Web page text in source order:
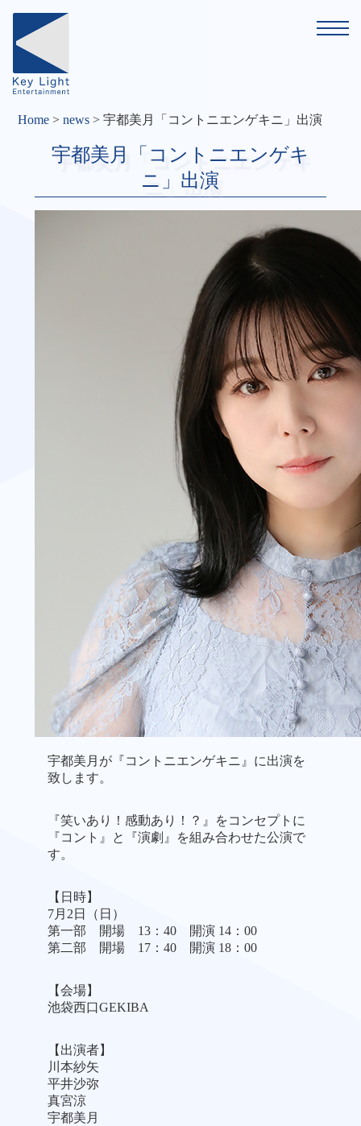
Home >news >宇都美月「コントニエンゲキニ」出演
宇都美月「コントニエンゲキ
ニ」出演
宇都美月が『コントニエンゲキニ』に出演を
致します。
『笑いあり！感動あり！？』をコンセプトに
『コント』と『演劇』を組み合わせた公演で
す。
【日時】
7月2日（日）
第一部 開場 13：40 開演 14：00
第二部 開場 17：40 開演 18：00
【会場】
池袋西口GEKIBA
【出演者】
川本紗矢
平井沙弥
真宮涼
宇都美月